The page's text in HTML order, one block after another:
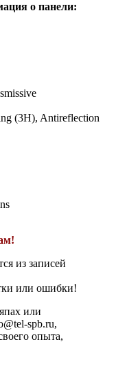
о панели:
(3H), Antireflection
из записей
или ошибки!
или
spb.ru,
опыта,